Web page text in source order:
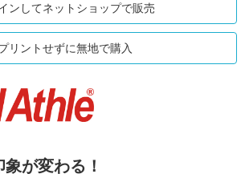
ンしてネットショップで販売
リントせずに無地で購入
が変わる！